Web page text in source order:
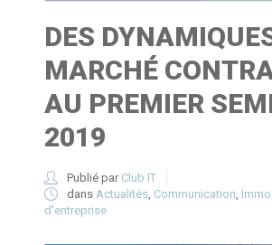
DES
MARCHÉ
AU PREMIER
2019
Publié par Club IT
dans Actualités, Communication,
d'entreprise